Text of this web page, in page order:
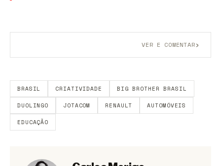
VER E COMENTAR›
BRASIL CRIATIVIDADE BIG BROTHER BRASIL
DUOLINGO JOTACOM RENAULT AUTOMÓVEIS
EDUCAÇÃO